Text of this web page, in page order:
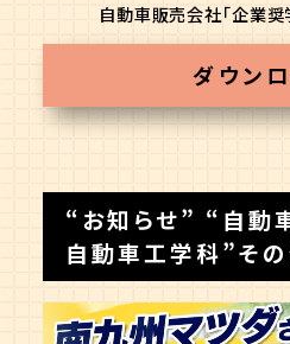
自動車販売会社「企業
ダウン
“お知らせ” “ 自動
自動車工学科”そ